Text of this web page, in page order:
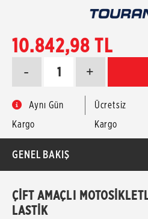
10.842,98 TL
+
-
Aynı Gün
Kargo
Ücretsiz
Kargo
GENEL BAKIŞ
ÇİFT AMAÇLI
LASTİK